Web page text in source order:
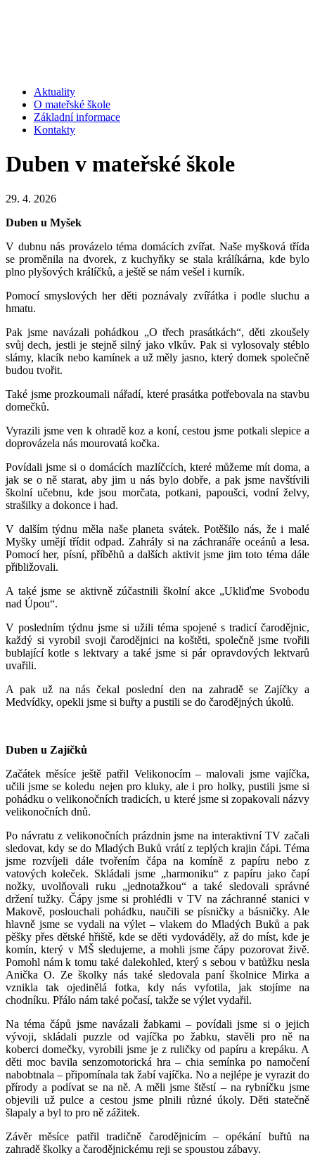
Aktuality
O mateřské škole
Základní informace
Kontakty
Duben v mateřské škole
29. 4. 2026
Duben u Myšek
V dubnu nás provázelo téma domácích zvířat. Naše myšková třída
se proměnila na dvorek, z kuchyňky se stala králíkárna, kde bylo
plno plyšových králíčků, a ještě se nám vešel i kurník.
Pomocí smyslových her děti poznávaly zvířátka i podle sluchu a
hmatu.
Pak jsme navázali pohádkou „O třech prasátkách“, děti zkoušely
svůj dech, jestli je stejně silný jako vlkův. Pak si vylosovaly stéblo
slámy, klacík nebo kamínek a už měly jasno, který domek společně
budou tvořit.
Také jsme prozkoumali nářadí, které prasátka potřebovala na stavbu
domečků.
Vyrazili jsme ven k ohradě koz a koní, cestou jsme potkali slepice a
doprovázela nás mourovatá kočka.
Povídali jsme si o domácích mazlíčcích, které můžeme mít doma, a
jak se o ně starat, aby jim u nás bylo dobře, a pak jsme navštívili
školní učebnu, kde jsou morčata, potkani, papoušci, vodní želvy,
strašilky a dokonce i had.
V dalším týdnu měla naše planeta svátek. Potěšilo nás, že i malé
Myšky umějí třídit odpad. Zahrály si na záchranáře oceánů a lesa.
Pomocí her, písní, příběhů a dalších aktivit jsme jim toto téma dále
přibližovali.
A také jsme se aktivně zúčastnili školní akce „Ukliďme Svobodu
nad Úpou“.
V posledním týdnu jsme si užili téma spojené s tradicí čarodějnic,
každý si vyrobil svoji čarodějnici na koštěti, společně jsme tvořili
bublající kotle s lektvary a také jsme si pár opravdových lektvarů
uvařili.
A pak už na nás čekal poslední den na zahradě se Zajíčky a
Medvídky, opekli jsme si buřty a pustili se do čarodějných úkolů.
Duben u Zajíčků
Začátek měsíce ještě patřil Velikonocím – malovali jsme vajíčka,
učili jsme se koledu nejen pro kluky, ale i pro holky, pustili jsme si
pohádku o velikonočních tradicích, u které jsme si zopakovali názvy
velikonočních dnů.
Po návratu z velikonočních prázdnin jsme na interaktivní TV začali
sledovat, kdy se do Mladých Buků vrátí z teplých krajin čápi. Téma
jsme rozvíjeli dále tvořením čápa na komíně z papíru nebo z
vatových koleček. Skládali jsme „harmoniku“ z papíru jako čapí
nožky, uvolňovali ruku „jednotažkou“ a také sledovali správné
držení tužky. Čápy jsme si prohlédli v TV na záchranné stanici v
Makově, poslouchali pohádku, naučili se písničky a básničky. Ale
hlavně jsme se vydali na výlet – vlakem do Mladých Buků a pak
pěšky přes dětské hřiště, kde se děti vydováděly, až do míst, kde je
komín, který v MŠ sledujeme, a mohli jsme čápy pozorovat živě.
Pomohl nám k tomu také dalekohled, který s sebou v batůžku nesla
Anička O. Ze školky nás také sledovala paní školnice Mirka a
vznikla tak ojedinělá fotka, kdy nás vyfotila, jak stojíme na
chodníku. Přálo nám také počasí, takže se výlet vydařil.
Na téma čápů jsme navázali žabkami – povídali jsme si o jejich
vývoji, skládali puzzle od vajíčka po žabku, stavěli pro ně na
koberci domečky, vyrobili jsme je z ruličky od papíru a krepáku. A
děti moc bavila senzomotorická hra – chia semínka po namočení
nabobtnala – připomínala tak žabí vajíčka. No a nejlépe je vyrazit do
přírody a podívat se na ně. A měli jsme štěstí – na rybníčku jsme
objevili už pulce a cestou jsme plnili různé úkoly. Děti statečně
šlapaly a byl to pro ně zážitek.
Závěr měsíce patřil tradičně čarodějnicím – opékání buřtů na
zahradě školky a čarodějnickému reji se spoustou zábavy.